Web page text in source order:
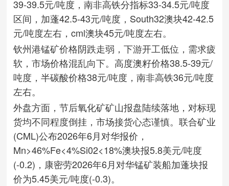
39-39.5元/吨度，南非高铁分指标33-34.5元/吨度
区间，加蓬42.5-43元/吨度，South32澳块42-42.5
元/吨度左右，cml澳块45元/吨度左右。
钦州港锰矿价格阴跌走弱，下游开工低位，需求疲
软，市场价格混乱向下。高度澳籽价格38.5-39元/
吨度，半碳酸价格38元/吨度，南非高铁36元/吨度
左右。
外盘方面，节后氧化矿矿山报盘陆续落地，对标现
货均不同程度倒挂，市场接货心态谨慎。联合矿业
(CML)公布2026年6月对华报价，
Mn>46%Fe<4%Si02<18%澳块报5.8美元/吨度
(-0.2)，康密劳2026年6月对华锰矿装船加蓬块报
价为5.45美元/吨度(-0.3)。